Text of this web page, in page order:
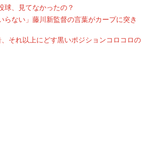
球、見てなかったの？
らない」藤川新監督の言葉がカープに突き
それ以上にどす黒いポジションコロコロの